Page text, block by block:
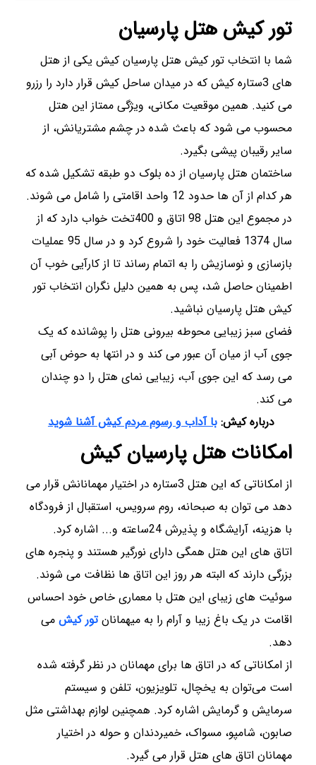
تور کیش هتل پارسیان
شما با انتخاب تور کیش هتل پارسیان کیش یکی از هتل
های 3ستاره کیش که در میدان ساحل کیش قرار دارد را رزرو
می کنید. همین موقعیت مکانی، ویژگی ممتاز این هتل
محسوب می شود که باعث شده در چشم مشتریانش، از
سایر رقیبان پیشی بگیرد.
ساختمان هتل پارسیان از ده بلوک دو طبقه تشکیل شده که
هر کدام از آن ها حدود 12 واحد اقامتی را شامل می شوند.
در مجموع این هتل 98 اتاق و 400تخت خواب دارد که از
سال 1374 فعالیت خود را شروع کرد و در سال 95 عملیات
بازسازی و نوسازیش را به اتمام رساند تا از کارآیی خوب آن
اطمینان حاصل شد، پس به همین دلیل نگران انتخاب تور
کیش هتل پارسیان نباشید.
فضای سبز زیبایی محوطه بیرونی هتل را پوشانده که یک
جوی آب از میان آن عبور می کند و در انتها به حوض آبی
می رسد که این جوی آب، زیبایی نمای هتل را دو چندان
می کند.
درباره کیش:با آداب و رسوم مردم کیش آشنا شوید
امکانات هتل پارسیان کیش
از امکاناتی که این هتل 3ستاره در اختیار مهمانانش قرار می
دهد می توان به صبحانه، روم سرویس، استقبال از فرودگاه
با هزینه، آرایشگاه و پذیرش 24ساعته و... اشاره کرد.
اتاق های این هتل همگی دارای نورگیر هستند و پنجره های
بزرگی دارند که البته هر روز این اتاق ها نظافت می شوند.
سوئیت های زیبای این هتل با معماری خاص خود احساس
اقامت در یک باغ زیبا و آرام را به میهمانانتور کیش می
دهد.
از امکاناتی که در اتاق ها برای مهمانان در نظر گرفته شده
است می‌توان به یخچال، تلویزیون، تلفن و سیستم
سرمایش و گرمایش اشاره کرد. همچنین لوازم بهداشتی مثل
صابون، شامپو، مسواک، خمیردندان و حوله در اختیار
مهمانان اتاق های هتل قرار می گیرد.